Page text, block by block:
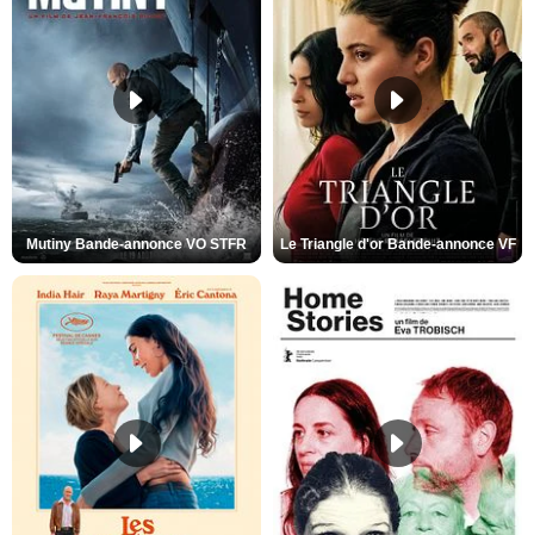
Mutiny Bande-annonce VO STFR Le Triangle d'or Bande-annonce VF